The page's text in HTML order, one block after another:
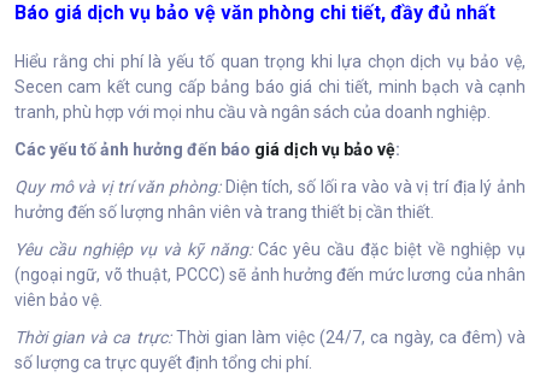
Báo giá dịch vụ bảo vệ văn phòng chi tiết, đầy đủ nhất
Hiểu rằng chi phí là yếu tố quan trọng khi lựa chọn dịch vụ bảo vệ,
Secen cam kết cung cấp bảng báo giá chi tiết, minh bạch và cạnh
tranh, phù hợp với mọi nhu cầu và ngân sách của doanh nghiệp.
Các yếu tố ảnh hưởng đến báo giá dịch vụ bảo vệ:
Quy mô và vị trí văn phòng:Diện tích, số lối ra vào và vị trí địa lý ảnh
hưởng đến số lượng nhân viên và trang thiết bị cần thiết.
Yêu cầu nghiệp vụ và kỹ năng:Các yêu cầu đặc biệt về nghiệp vụ
(ngoại ngữ, võ thuật, PCCC) sẽ ảnh hưởng đến mức lương của nhân
viên bảo vệ.
Thời gian và ca trực:Thời gian làm việc (24/7, ca ngày, ca đêm) và
số lượng ca trực quyết định tổng chi phí.